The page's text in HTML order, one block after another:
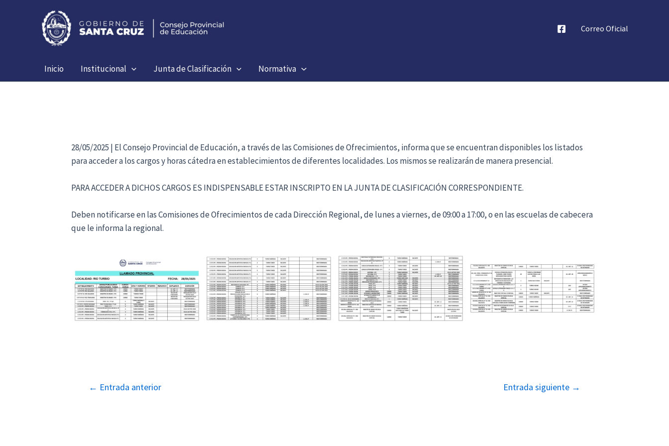
Correo Oficial
Inicio Institucional Junta de Clasificación Normativa
28/05/2025 | El Consejo Provincial de Educación, a través de las Comisiones de Ofrecimientos, informa que se encuentran disponibles los listados
para acceder a los cargos y horas cátedra en establecimientos de diferentes localidades. Los mismos se realizarán de manera presencial.
PARA ACCEDER A DICHOS CARGOS ES INDISPENSABLE ESTAR INSCRIPTO EN LA JUNTA DE CLASIFICACIÓN CORRESPONDIENTE.
Deben notificarse en las Comisiones de Ofrecimientos de cada Dirección Regional, de lunes a viernes, de 09:00 a 17:00, o en las escuelas de cabecera
que le informa la regional.
Navegación
← Entrada anterior Entrada siguiente →